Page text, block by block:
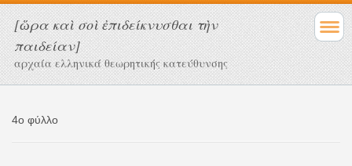
[ὥρα καὶ σοὶ ἐπιδείκνυσθαι τὴν
παιδείαν]
αρχαία ελληνικά θεωρητικής κατεύθυνσης
4ο φύλλο